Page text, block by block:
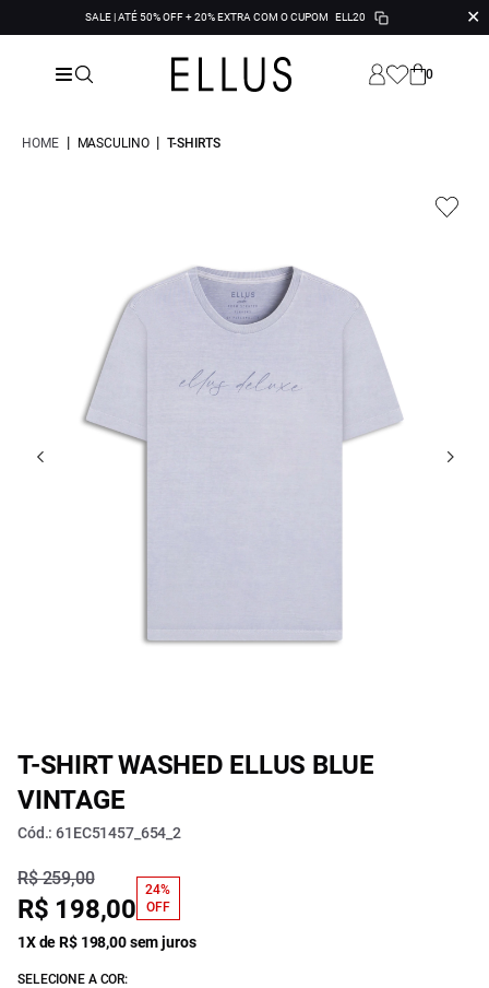
SALE | ATÉ 50% OFF + 20% EXTRA COM O CUPOM ELL20 ✕
0
HOME | MASCULINO | T-SHIRTS
T-SHIRT WASHED ELLUS BLUE
VINTAGE
Cód.: 61EC51457_654_2
R$ 259,00
R$ 198,00
24%
OFF
1X de R$ 198,00 sem juros
SELECIONE A COR: